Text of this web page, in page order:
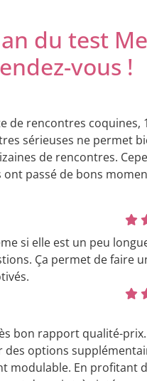
du test
vous !
de rencontres coquines,
sérieuses ne permet
de rencontres.
passé de bons
si elle est un peu
Ça permet de faire
bon rapport qualité-
des options
modulable. En profitant